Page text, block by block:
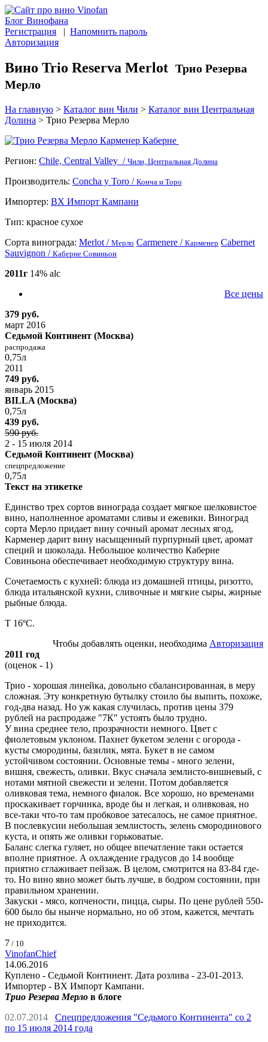
Блог Винофана
Регистрация | Напомнить пароль
Авторизация
Вино Trio Reserva Merlot Трио Резерва
Мерло
На главную > Каталог вин Чили > Каталог вин Центральная
Долина > Трио Резерва Мерло
Регион: Chile, Central Valley / Чили, Центральная Долина
Производитель: Concha y Toro / Конча и Торо
Импортер: ВХ Импорт Кампани
Тип: красное сухое
Сорта винограда: Merlot / Мерло Carmenere / Карменер Cabernet
Sauvignon / Каберне Совиньон
2011г 14% alc
Все цены
379 руб.
март 2016
Седьмой Континент (Москва)
распродажа
0,75л
2011
749 руб.
январь 2015
BILLA (Москва)
0,75л
439 руб.
590 руб.
2 - 15 июля 2014
Седьмой Континент (Москва)
спецпредложение
0,75л
Текст на этикетке
Единство трех сортов винограда создает мягкое шелковистое
вино, наполненное ароматами сливы и ежевики. Виноград
сорта Мерло придает вину сочный аромат лесных ягод,
Карменер дарит вину насыщенный пурпурный цвет, аромат
специй и шоколада. Небольшое количество Каберне
Совиньона обеспечивает необходимую структуру вина.
Сочетаемость с кухней: блюда из домашней птицы, ризотто,
блюда итальянской кухни, сливочные и мягкие сыры, жирные
рыбные блюда.
Т 16ºС.
Чтобы добавлять оценки, необходима Авторизация
2011 год
(оценок - 1)
Трио - хорошая линейка, довольно сбалансированная, в меру
сложная. Эту конкретную бутылку стоило бы выпить, похоже,
год-два назад. Но уж какая случилась, против цены 379
рублей на распродаже "7К" устоять было трудно.
У вина среднее тело, прозрачности немного. Цвет с
фиолетовым уклоном. Пахнет букетом зелени с огорода -
кусты смородины, базилик, мята. Букет в не самом
устойчивом состоянии. Основные темы - много зелени,
вишня, свежесть, оливки. Вкус сначала землисто-вишневый, с
нотами мятной свежести и зелени. Потом добавляется
оливковая тема, немного фиалок. Все хорошо, но временами
проскакивает горчинка, вроде бы и легкая, и оливковая, но
все-таки что-то там пробковое затесалось, не самое приятное.
В послевкусии небольшая землистость, зелень смородинового
куста, и опять же оливки горьковатые.
Баланс слегка гуляет, но общее впечатление таки остается
вполне приятное. А охлаждение градусов до 14 вообще
приятно сглаживает пейзаж. В целом, смотрится на 83-84 где-
то. Но вино явно может быть лучше, в бодром состоянии, при
правильном хранении.
Закуски - мясо, копчености, пицца, сыры. По цене рублей 550-
600 было бы нынче нормально, но об этом, кажется, мечтать
не приходится.
7 / 10
VinofanChief
14.06.2016
Куплено - Седьмой Континент. Дата розлива - 23-01-2013.
Импортер - ВХ Импорт Кампани.
Трио Резерва Мерло в блоге
02.07.2014
Спецпредложения "Седьмого Континента" со 2
по 15 июля 2014 года